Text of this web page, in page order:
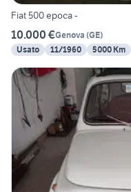
Fiat 500 epoca -
10.000 €Genova (GE)
Usato
11/1960 5000 Km